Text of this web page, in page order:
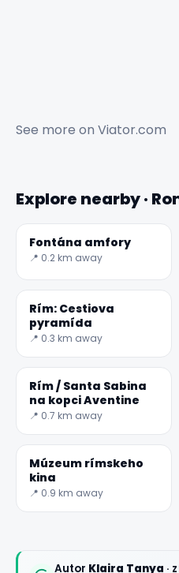
See more on Viator.com
Explore nearby ·
Fontána amfory
📍 0.2 km away
Rím: Cestiova
pyramída
📍 0.3 km away
Rím / Santa Sabina
na kopci Aventine
📍 0.7 km away
Múzeum rímskeho
kina
📍 0.9 km away
Autor Klaira Tanya ·